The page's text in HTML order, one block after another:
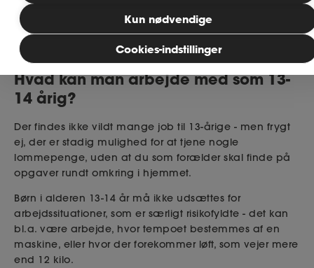
Ase Selvstændig
Publiceret: 29. juni 2026
Hvad kan man arbejde med som 13-
14 årig?
Der findes ikke vildt mange job til 13-årige - men frygt
ej, der er stadig mulighed for at tjene nogle
lommepenge, uden at du som forælder skal finde på
opgaver rundt omkring i hjemmet.
Børn i alderen 13-14 år må ikke udsættes for
arbejdssituationer, som er særligt risikofyldte - det kan
bl.a. være arbejde, hvor tempoet bestemmes af en
maskine, eller hvor der forekommer løft, som vejer mere
end 12 kilo.
Cookies-indstillinger
Kun nødvendige